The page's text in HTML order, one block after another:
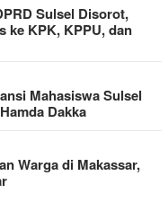
Sulsel Disorot,
ke KPK, KPPU, dan
Mahasiswa Sulsel
Dakka
Warga di Makassar,